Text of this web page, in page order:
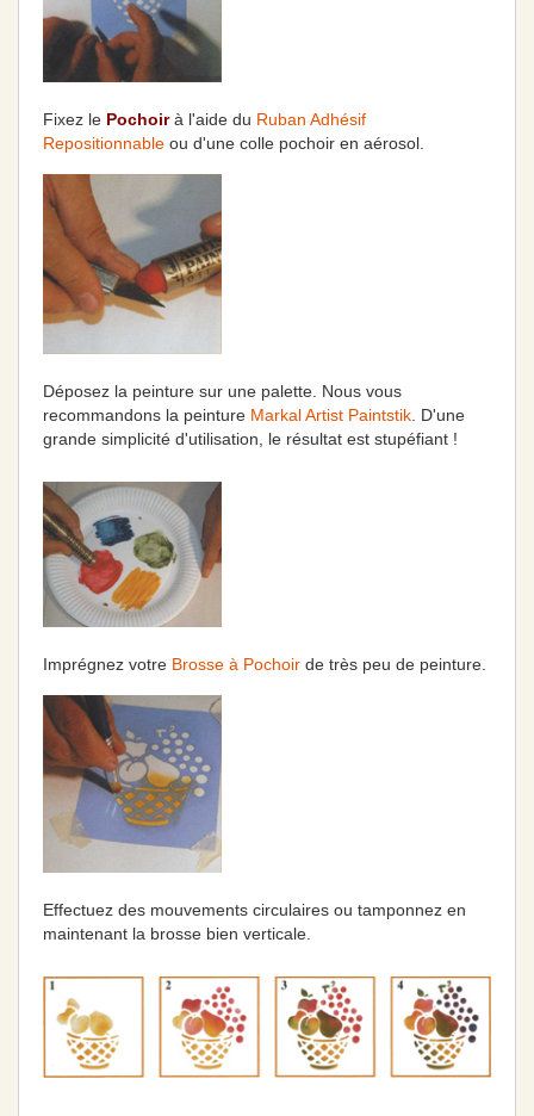
Fixez le Pochoirà l'aide du Ruban Adhésif
Repositionnable ou d'une colle pochoir en aérosol.
Déposez la peinture sur une palette. Nous vous
recommandons la peinture Markal Artist Paintstik . D'une
grande simplicité d'utilisation, le résultat est stupéfiant !
Imprégnez votre Brosse à Pochoir de très peu de peinture.
Effectuez des mouvements circulaires ou tamponnez en
maintenant la brosse bien verticale.